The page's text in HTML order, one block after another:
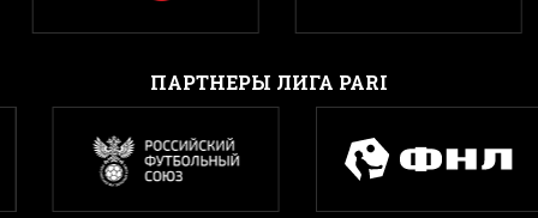
ПАРТНЕРЫ ЛИГА PARI